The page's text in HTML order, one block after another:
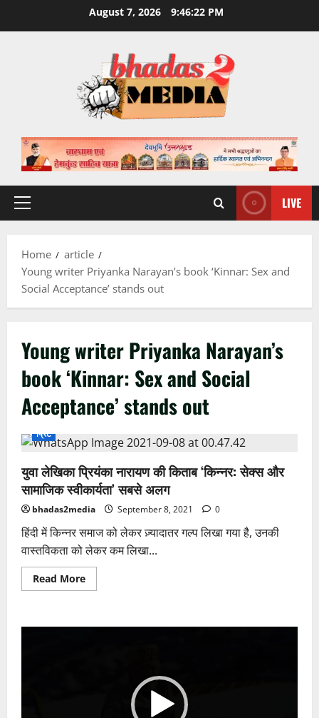
August 7, 2026 9:46:23 PM
Primary
LIVE
Home
article
Young writer Priyanka Narayan’s book ‘Kinnar: Sex and
Social Acceptance’ stands out
Young writer Priyanka Narayan’s
book ‘Kinnar: Sex and Social
Acceptance’ stands out
प्रिंट
युवा लेखिका प्रियंका नारायण की किताब ‘किन्नर: सेक्स और
सामाजिक स्वीकार्यता’ सबसे अलग
bhadas2media September 8, 2021 0
हिंदी में किन्नर समाज को लेकर ज़्यादातर गल्प लिखा गया है, उनकी
वास्तविकता को लेकर कम लिखा...
Read MoreRead
more
प्रियंका